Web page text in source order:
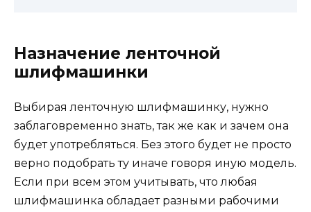
Назначение ленточной
шлифмашинки
Выбирая ленточную шлифмашинку, нужно
заблаговременно знать, так же как и зачем она
будет употребляться. Без этого будет не просто
верно подобрать ту иначе говоря иную модель.
Если при всем этом учитывать, что любая
шлифмашинка обладает разными рабочими